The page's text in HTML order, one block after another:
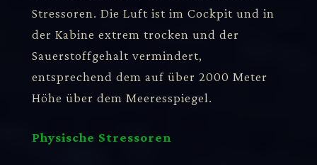
Stressoren. Die Luft ist im Cockpit und in
der Kabine extrem trocken und der
Sauerstoffgehalt vermindert,
entsprechend dem auf über 2000 Meter
Höhe über dem Meeresspiegel.
Physische Stressoren